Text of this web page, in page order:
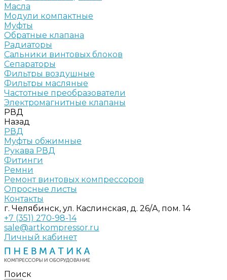
Масла
Модули компактные
Муфты
Обратные клапана
Радиаторы
Сальники винтовых блоков
Сепараторы
Фильтры воздушные
Фильтры масляные
Частотные преобразователи
Электромагнитные клапаны
РВД
Назад
РВД
Муфты обжимные
Рукава РВД
Фитинги
Ремни
Ремонт винтовых компрессоров
Опросные листы
Контакты
г. Челябинск, ул. Каслинская, д. 26/А, пом. 14
+7 (351) 270-98-14
sale@artkompressor.ru
Личный кабинет
Поиск